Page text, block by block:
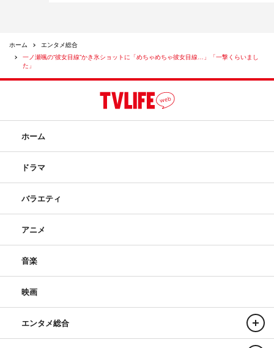
ホーム
エンタメ総合
一ノ瀬颯の“彼女目線”かき氷ショットに「めちゃめちゃ彼女目線…」「一撃くらいまし
た」
ホーム
ドラマ
バラエティ
アニメ
音楽
映画
エンタメ総合